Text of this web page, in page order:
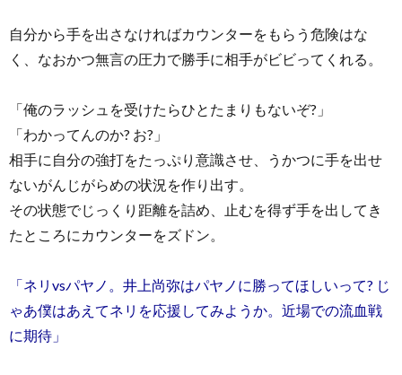
自分から手を出さなければカウンターをもらう危険はな
く、なおかつ無言の圧力で勝手に相手がビビってくれる。
「俺のラッシュを受けたらひとたまりもないぞ?」
「わかってんのか? お?」
相手に自分の強打をたっぷり意識させ、うかつに手を出せ
ないがんじがらめの状況を作り出す。
その状態でじっくり距離を詰め、止むを得ず手を出してき
たところにカウンターをズドン。
「ネリvsパヤノ。井上尚弥はパヤノに勝ってほしいって? じ
ゃあ僕はあえてネリを応援してみようか。近場での流血戦
に期待」